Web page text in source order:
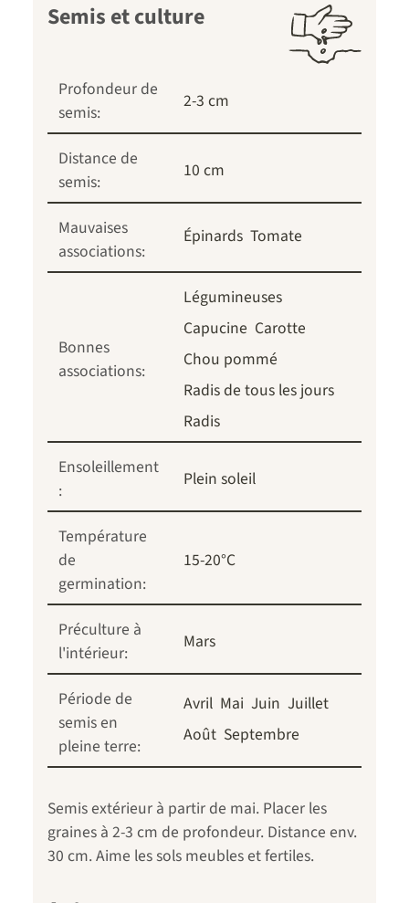
Semis et culture
Profondeur de
semis:
2-3 cm
Distance de
semis:
10 cm
Mauvaises
associations:
Épinards Tomate
Bonnes
associations:
Légumineuses
Capucine Carotte
Chou pommé
Radis de tous les jours
Radis
Ensoleillement
:
Plein soleil
Température
de
germination:
15-20°C
Préculture à
l'intérieur:
Mars
Période de
semis en
pleine terre:
Avril Mai Juin Juillet
Août Septembre
Semis extérieur à partir de mai. Placer les
graines à 2-3 cm de profondeur. Distance env.
30 cm. Aime les sols meubles et fertiles.